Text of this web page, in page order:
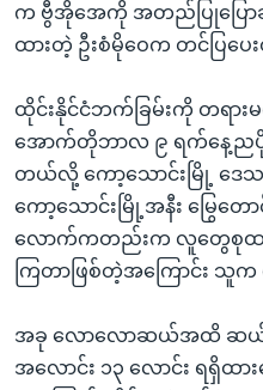
က ဗွီအိုအေကို အတည်ပြုပြေ
ထားတဲ့ ဦးစံမိုဝေက တင်ပြပေ
ထိုင်းနိုင်ငံဘက်ခြမ်းကို တရာ
အောက်တိုဘာလ ၉ ရက်နေ့ညပိုင်
တယ်လို့ ကော့သောင်းမြို့ ဒေ
ကော့သောင်းမြို့အနီး မြွေတေ
လောက်ကတည်းက လူတွေစုထား
ကြတာဖြစ်တဲ့အကြောင်း သူက
အခု လောလောဆယ်အထိ ဆယ်ယူ
အလောင်း ၁၃ လောင်း ရရှိထား